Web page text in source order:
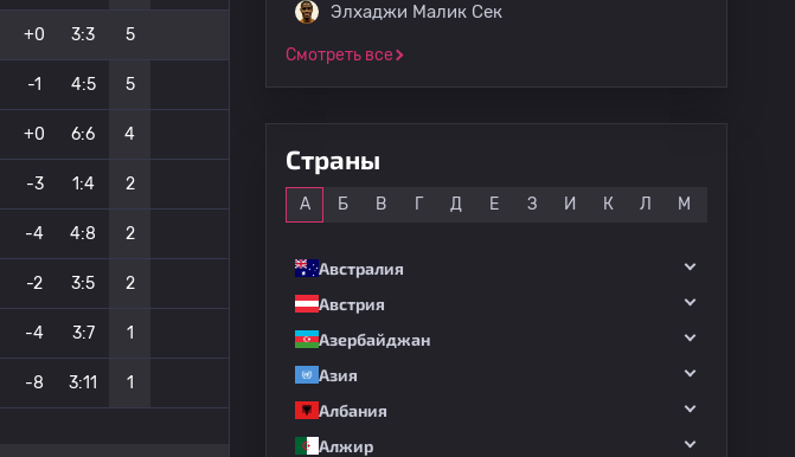
+0 3:3 5
-1 4:5 5
+0 6:6 4
-3 1:4 2
-4 4:8 2
-2 3:5 2
-4 3:7 1
-8 3:11 1
Элхаджи Малик Сек
Смотреть все
Страны
А Б В Г Д Е З И К Л М
Австралия
Австрия
Азербайджан
Азия
Албания
Алжир